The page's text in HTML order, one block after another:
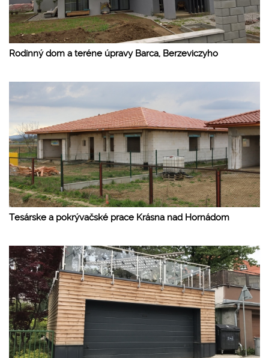
Rodinný dom a teréne úpravy Barca, Berzeviczyho
Tesárske a pokrývačské prace Krásna nad Hornádom